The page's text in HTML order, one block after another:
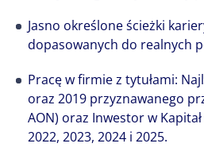
Jasno określone ścieżki
dopasowanych do realnych
Pracę w firmie z tytułami:
oraz 2019 przyznawanego
AON) oraz Inwestor w
2022, 2023, 2024 i 2025.